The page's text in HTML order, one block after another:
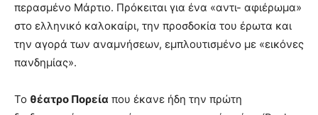
περασμένο Μάρτιο. Πρόκειται για ένα «αντι- αφιέρωμα»
στο ελληνικό καλοκαίρι, την προσδοκία του έρωτα και
την αγορά των αναμνήσεων, εμπλουτισμένο με «εικόνες
πανδημίας».
Το θέατρο Πορεία που έκανε ήδη την πρώτη